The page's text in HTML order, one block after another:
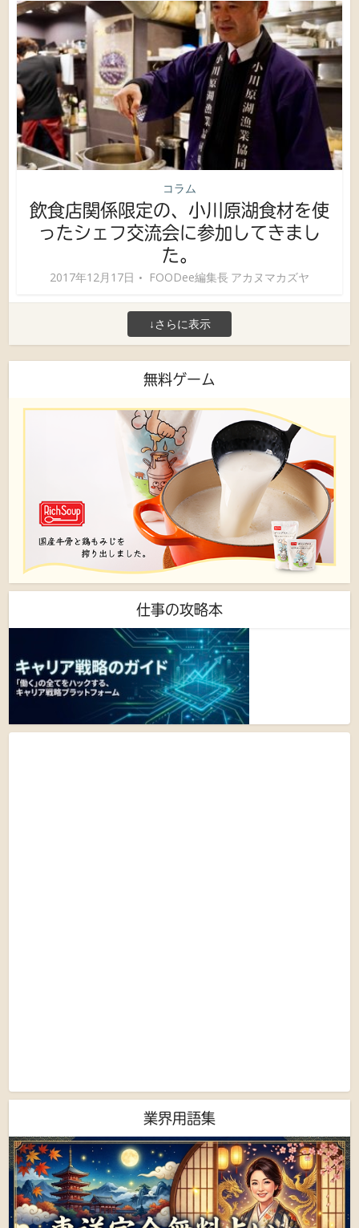
コラム
飲食店関係限定の、小川原湖食材を使
ったシェフ交流会に参加してきまし
た。
2017年12月17日 FOODee編集長 アカヌマカズヤ
↓さらに表示
無料ゲーム
仕事の攻略本
業界用語集